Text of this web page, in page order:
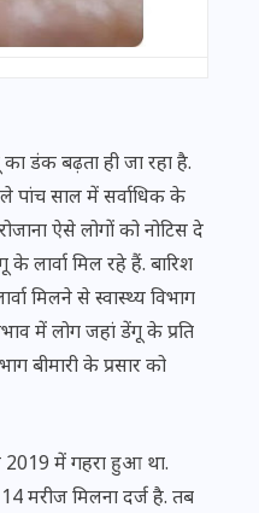
डंक बढ़ता ही जा रहा है.
पांच साल में सर्वाधिक के
ऐसे लोगों को नोटिस दे
के लार्वा मिल रहे हैं. बारिश
मिलने से स्वास्थ्य विभाग
में लोग जहां डेंगू के प्रति
बीमारी के प्रसार को
में गहरा हुआ था.
मरीज मिलना दर्ज है. तब